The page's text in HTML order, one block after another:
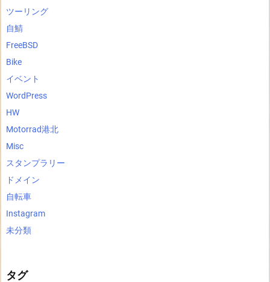
ツーリング
自鯖
FreeBSD
Bike
イベント
WordPress
HW
Motorrad港北
Misc
スタンプラリー
ドメイン
自転車
Instagram
未分類
タグ